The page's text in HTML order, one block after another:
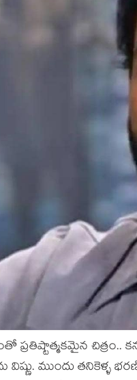
ప్రతిష్టాత్మకమైన
విష్ణు. ముందు తనికెళ్ళ